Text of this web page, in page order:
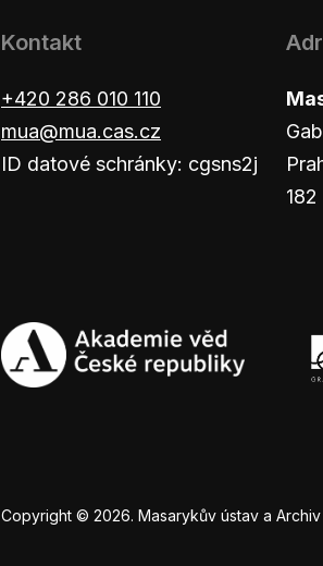
Kontakt
+420 286 010 110
mua@mua.cas.cz
ID datové schránky: cgsns2j
Copyright © 2026. Masarykův ústav a Archiv